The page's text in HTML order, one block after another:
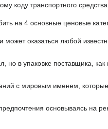
коду транспортного
на 4 основные ценовые
может оказаться любой
в упаковке поставщика, как
с мировым именем,
основываясь на